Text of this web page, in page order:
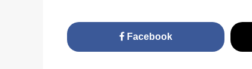
Facebook